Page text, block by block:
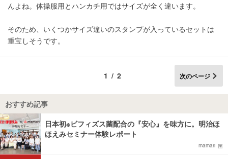
んよね。体操服用とハンカチ用ではサイズが全く違います。
そのため、いくつかサイズ違いのスタンプが入っているセットは
重宝しそうです。
1/2 次のページ
おすすめ記事
日本初※ビフィズス菌配合の『安心』を味方に。明治ほ
ほえみセミナー体験レポート
mamari